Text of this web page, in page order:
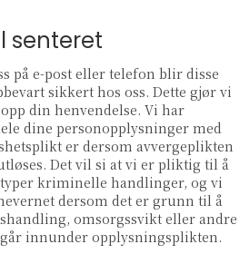
senteret
på e-post eller telefon blir disse
sikkert hos oss. Dette gjør vi
din henvendelse. Vi har
dine personopplysninger med
er dersom avvergeplikten
Det vil si at vi er pliktig til å
kriminelle handlinger, og vi
dersom det er grunn til å
omsorgssvikt eller andre
innunder opplysningsplikten.